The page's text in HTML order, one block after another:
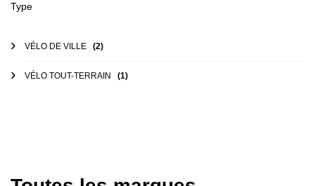
Type
VÉLO DE VILLE (2)
VÉLO TOUT-TERRAIN (1)